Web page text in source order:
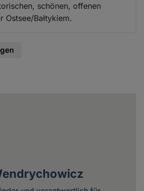
schönen, offenen
Ostsee/Bałtykiem.